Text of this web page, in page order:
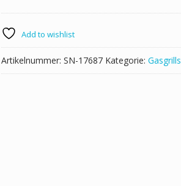
MengeAdd to wishlist
Artikelnummer: SN-17687 Kategorie: Gasgrills